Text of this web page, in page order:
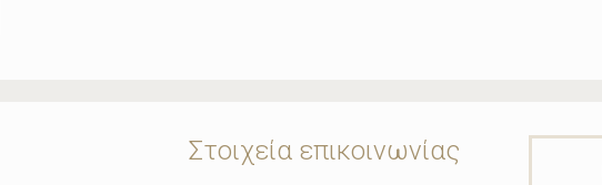
Στοιχεία επικοινωνίας